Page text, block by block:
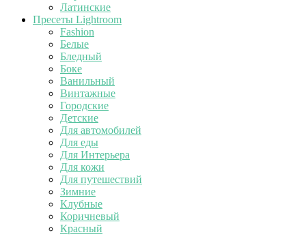
Латинские
Пресеты Lightroom
Fashion
Белые
Бледный
Боке
Ванильный
Винтажные
Городские
Детские
Для автомобилей
Для еды
Для Интерьера
Для кожи
Для путешествий
Зимние
Клубные
Коричневый
Красный